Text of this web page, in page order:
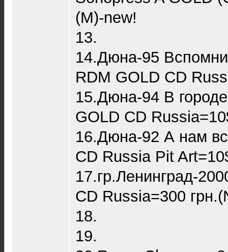
(M)-new!
13.
14.Дюна-95 Вспомни
RDM GOLD CD
15.Дюна-94 В
GOLD CD
16.Дюна-92 А нам
CD Russia Pit
17.гр.Ленинград-
CD Russia=300
18.
19.